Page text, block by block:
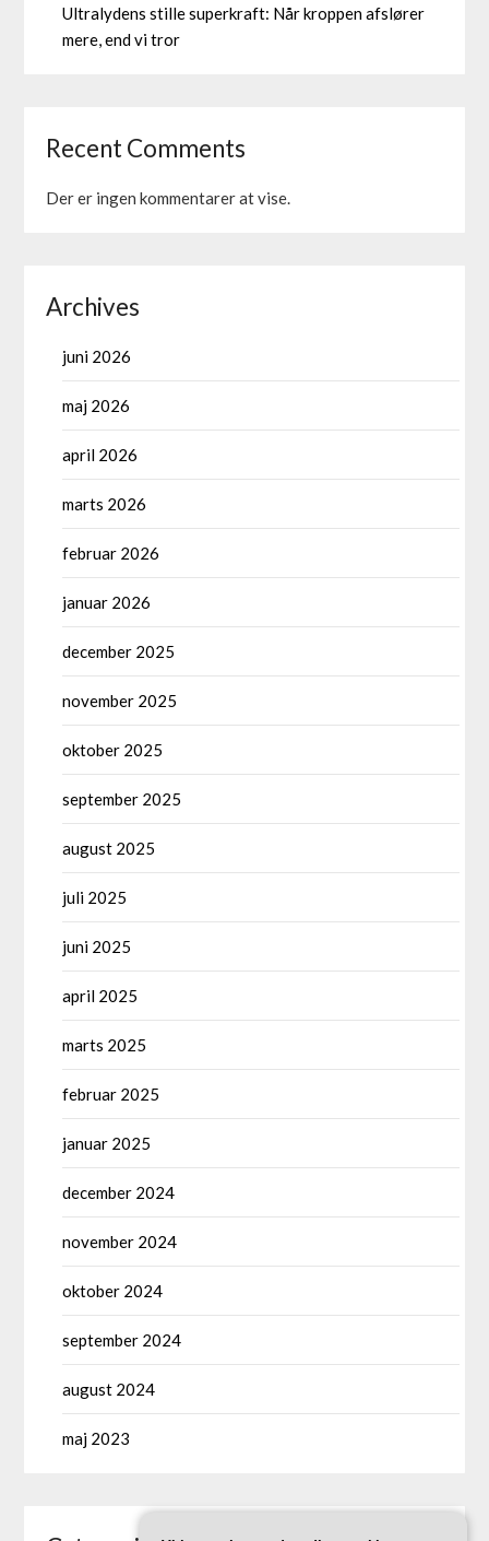
Ultralydens stille superkraft: Når kroppen afslører
mere, end vi tror
Recent Comments
Der er ingen kommentarer at vise.
Archives
juni 2026
maj 2026
april 2026
marts 2026
februar 2026
januar 2026
december 2025
november 2025
oktober 2025
september 2025
august 2025
juli 2025
juni 2025
april 2025
marts 2025
februar 2025
januar 2025
december 2024
november 2024
oktober 2024
september 2024
august 2024
maj 2023